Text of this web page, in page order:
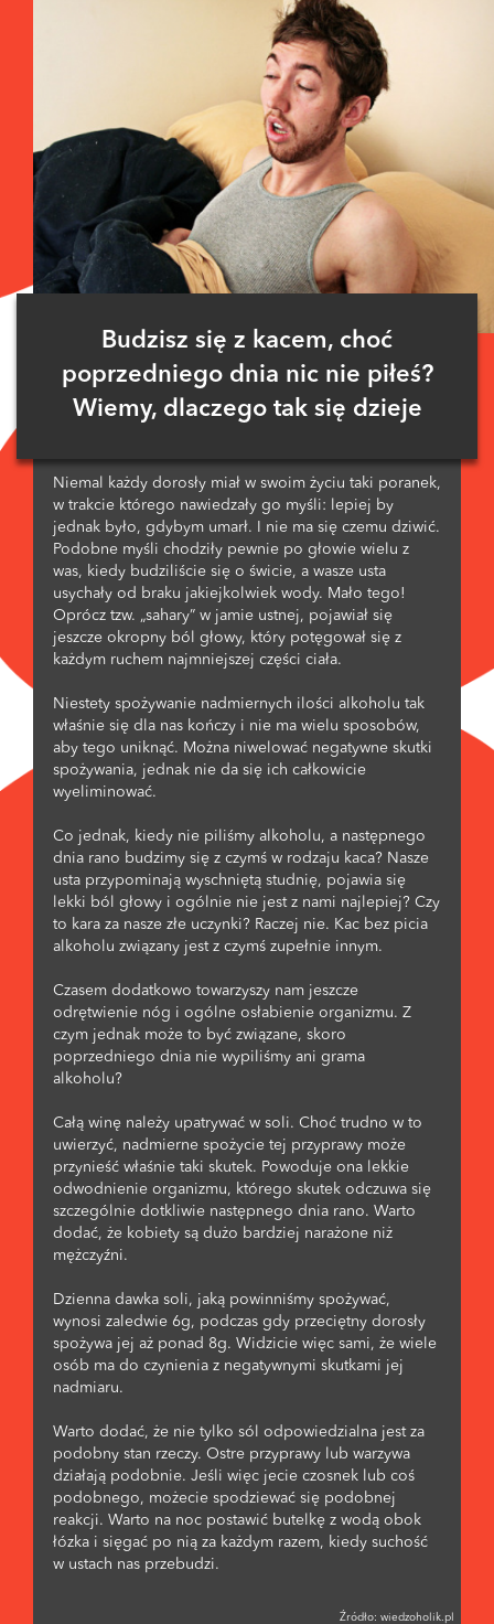
Budzisz się z kacem, choć
poprzedniego dnia nic nie piłeś?
Wiemy, dlaczego tak się dzieje
Niemal każdy dorosły miał w swoim życiu taki poranek,
w trakcie którego nawiedzały go myśli: lepiej by
jednak było, gdybym umarł. I nie ma się czemu dziwić.
Podobne myśli chodziły pewnie po głowie wielu z
was, kiedy budziliście się o świcie, a wasze usta
usychały od braku jakiejkolwiek wody. Mało tego!
Oprócz tzw. „sahary” w jamie ustnej, pojawiał się
jeszcze okropny ból głowy, który potęgował się z
każdym ruchem najmniejszej części ciała.
Niestety spożywanie nadmiernych ilości alkoholu tak
właśnie się dla nas kończy i nie ma wielu sposobów,
aby tego uniknąć. Można niwelować negatywne skutki
spożywania, jednak nie da się ich całkowicie
wyeliminować.
Co jednak, kiedy nie piliśmy alkoholu, a następnego
dnia rano budzimy się z czymś w rodzaju kaca? Nasze
usta przypominają wyschniętą studnię, pojawia się
lekki ból głowy i ogólnie nie jest z nami najlepiej? Czy
to kara za nasze złe uczynki? Raczej nie. Kac bez picia
alkoholu związany jest z czymś zupełnie innym.
Czasem dodatkowo towarzyszy nam jeszcze
odrętwienie nóg i ogólne osłabienie organizmu. Z
czym jednak może to być związane, skoro
poprzedniego dnia nie wypiliśmy ani grama
alkoholu?
Całą winę należy upatrywać w soli. Choć trudno w to
uwierzyć, nadmierne spożycie tej przyprawy może
przynieść właśnie taki skutek. Powoduje ona lekkie
odwodnienie organizmu, którego skutek odczuwa się
szczególnie dotkliwie następnego dnia rano. Warto
dodać, że kobiety są dużo bardziej narażone niż
mężczyźni.
Dzienna dawka soli, jaką powinniśmy spożywać,
wynosi zaledwie 6g, podczas gdy przeciętny dorosły
spożywa jej aż ponad 8g. Widzicie więc sami, że wiele
osób ma do czynienia z negatywnymi skutkami jej
nadmiaru.
Warto dodać, że nie tylko sól odpowiedzialna jest za
podobny stan rzeczy. Ostre przyprawy lub warzywa
działają podobnie. Jeśli więc jecie czosnek lub coś
podobnego, możecie spodziewać się podobnej
reakcji. Warto na noc postawić butelkę z wodą obok
łózka i sięgać po nią za każdym razem, kiedy suchość
w ustach nas przebudzi.
Źródło: wiedzoholik.pl